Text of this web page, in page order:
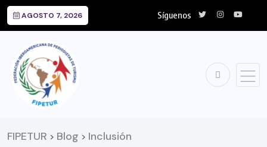
AGOSTO 7, 2026 Síguenos
FIPETUR > Blog > Inclusión